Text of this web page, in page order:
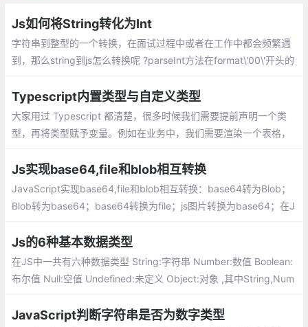
Js如何将String转化为Int
字符串到整型的一个转换，在面试过程中或者在工作中都会频繁遇
到，那么string到js怎么转换呢 ?parseInt方法在format\'00\'开头的
Typescript内置类型与自定义类型
大家用过 Typescript 都清楚，很多时候我们需要提前声明一个类
型，再将类型赋予变量。例如在业务中，我们需要渲染一个表格，
Js实现base64,file和blob相互转换
JavaScript实现base64,file和blob相互转换：base64转为Blob；
Blob转为base64；base64转换为file；js图片转换为base64；在J
Js的6种基本数据类型
在JS中一共有六种数据类型 String:字符串 Number:数值 Boolean:
布尔值 Null:空值 Undefined:未定义 Object:对象 ,其中String,Num
数据类型
JavaScript判断字符串是否为数字类型